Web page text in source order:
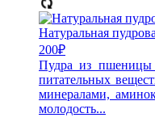
Натуральная
200₽
Пудра из пшеницы
питательных
минералами,
молодость...